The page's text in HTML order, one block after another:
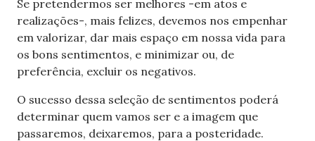
Se pretendermos ser melhores -em atos e
realizações-, mais felizes, devemos nos empenhar
em valorizar, dar mais espaço em nossa vida para
os bons sentimentos, e minimizar ou, de
preferência, excluir os negativos.
O sucesso dessa seleção de sentimentos poderá
determinar quem vamos ser e a imagem que
passaremos, deixaremos, para a posteridade.